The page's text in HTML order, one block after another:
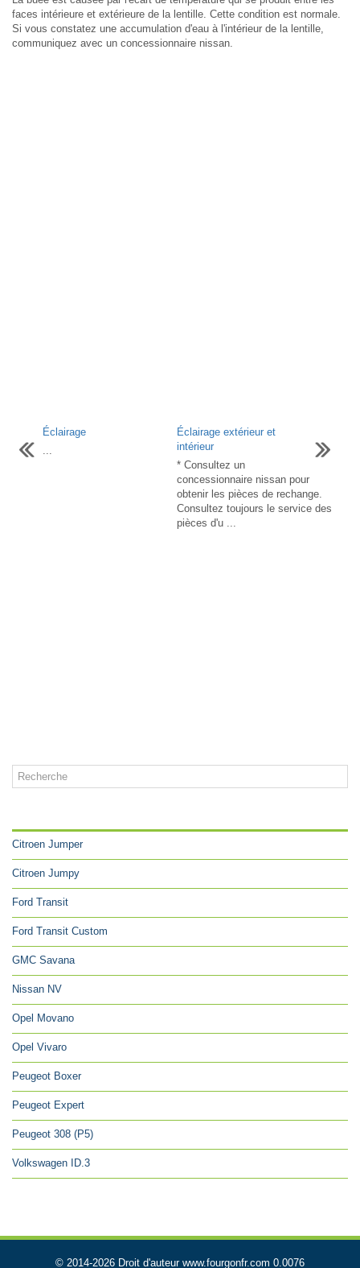
faces intérieure et extérieure de la lentille. Cette condition est normale.
Si vous constatez une accumulation d'eau à l'intérieur de la lentille,
communiquez avec un concessionnaire nissan.
Éclairage
...
Éclairage extérieur et
intérieur
* Consultez un
concessionnaire nissan pour
obtenir les pièces de rechange.
Consultez toujours le service des
pièces d'u ...
Citroen Jumper
Citroen Jumpy
Ford Transit
Ford Transit Custom
GMC Savana
Nissan NV
Opel Movano
Opel Vivaro
Peugeot Boxer
Peugeot Expert
Peugeot 308 (P5)
Volkswagen ID.3
© 2014-2026 Droit d'auteur www.fourgonfr.com 0.0076